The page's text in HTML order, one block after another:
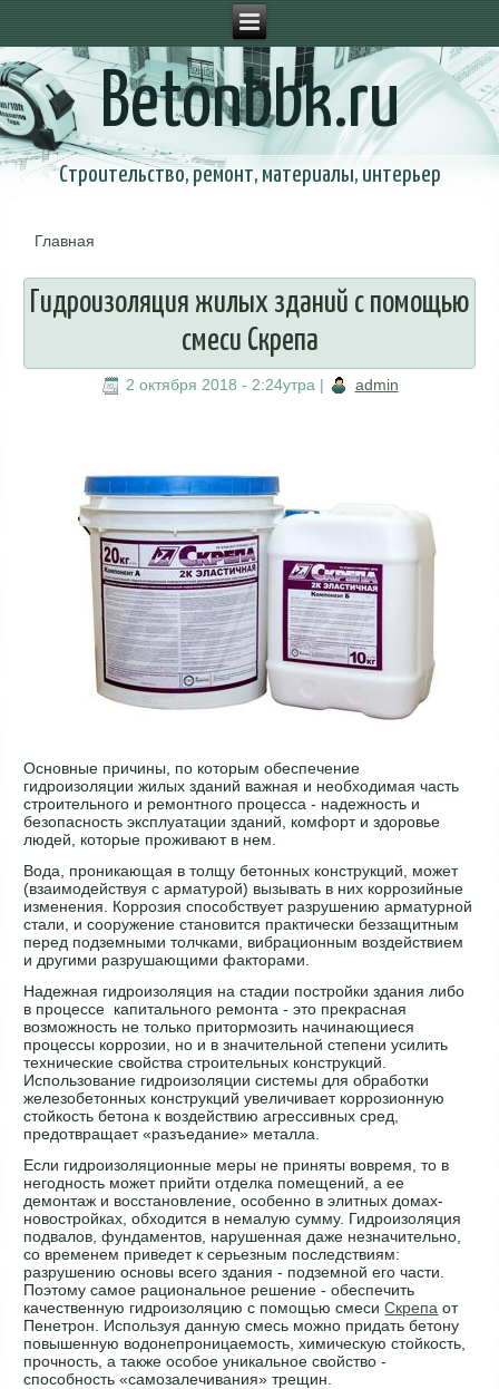
Betonbbk.ru
Строительство, ремонт, материалы, интерьер
Главная
Гидроизоляция жилых зданий с помощью
смеси Скрепа
2 октября 2018 - 2:24утра | admin
Основные причины, по которым обеспечение
гидроизоляции жилых зданий важная и необходимая часть
строительного и ремонтного процесса - надежность и
безопасность эксплуатации зданий, комфорт и здоровье
людей, которые проживают в нем.
Вода, проникающая в толщу бетонных конструкций, может
(взаимодействуя с арматурой) вызывать в них коррозийные
изменения. Коррозия способствует разрушению арматурной
стали, и сооружение становится практически беззащитным
перед подземными толчками, вибрационным воздействием
и другими разрушающими факторами.
Надежная гидроизоляция на стадии постройки здания либо
в процессе капитального ремонта - это прекрасная
возможность не только притормозить начинающиеся
процессы коррозии, но и в значительной степени усилить
технические свойства строительных конструкций.
Использование гидроизоляции системы для обработки
железобетонных конструкций увеличивает коррозионную
стойкость бетона к воздействию агрессивных сред,
предотвращает «разъедание» металла.
Если гидроизоляционные меры не приняты вовремя, то в
негодность может прийти отделка помещений, а ее
демонтаж и восстановление, особенно в элитных домах-
новостройках, обходится в немалую сумму. Гидроизоляция
подвалов, фундаментов, нарушенная даже незначительно,
со временем приведет к серьезным последствиям:
разрушению основы всего здания - подземной его части.
Поэтому самое рациональное решение - обеспечить
качественную гидроизоляцию с помощью смесиСкрепа от
Пенетрон. Используя данную смесь можно придать бетону
повышенную водонепроницаемость, химическую стойкость,
прочность, а также особое уникальное свойство -
способность «самозалечивания» трещин.